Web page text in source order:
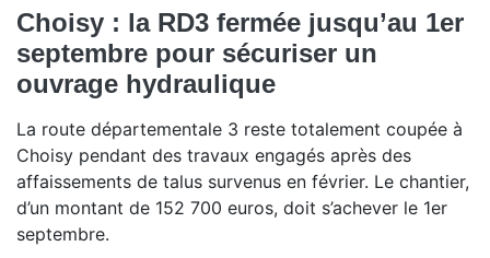
Choisy : la RD3 fermée jusqu’au 1er
septembre pour sécuriser un
ouvrage hydraulique
La route départementale 3 reste totalement coupée à
Choisy pendant des travaux engagés après des
affaissements de talus survenus en février. Le chantier,
d’un montant de 152 700 euros, doit s’achever le 1er
septembre.